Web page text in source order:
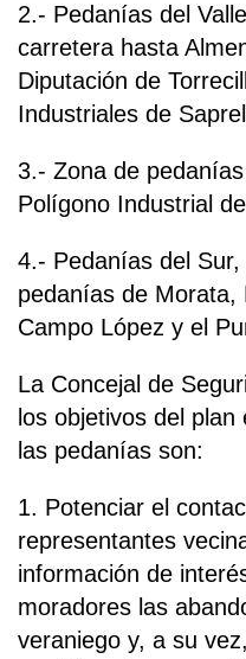
2.- Pedanías del
carretera hasta
Diputación de
Industriales de
3.- Zona de
Polígono Industrial
4.- Pedanías del
pedanías de Morata,
Campo López y el
La Concejal de
los objetivos del
las pedanías son:
1. Potenciar el
representantes
información de
moradores las
veraniego y, a su